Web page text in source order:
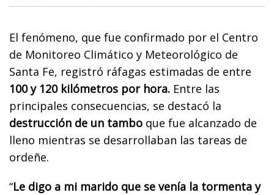
El fenómeno, que fue confirmado por el Centro
de Monitoreo Climático y Meteorológico de
Santa Fe, registró ráfagas estimadas de entre
100 y 120 kilómetros por hora. Entre las
principales consecuencias, se destacó la
destrucción de un tambo que fue alcanzado de
lleno mientras se desarrollaban las tareas de
ordeñe.
“Le digo a mi marido que se venía la tormenta y